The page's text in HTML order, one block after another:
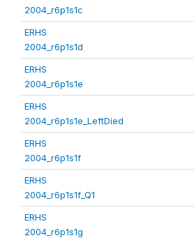
2004_r6p1s1c
ERHS
2004_r6p1s1d
ERHS
2004_r6p1s1e
ERHS
2004_r6p1s1e_LeftDied
ERHS
2004_r6p1s1f
ERHS
2004_r6p1s1f_Q1
ERHS
2004_r6p1s1g